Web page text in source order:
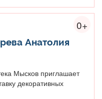
0+
Анатолия
Мысков приглашает
декоративных